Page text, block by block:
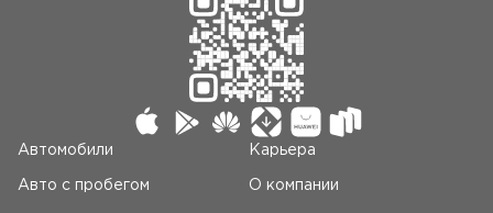
Автомобили
Авто c пробегом
Карьера
О компании